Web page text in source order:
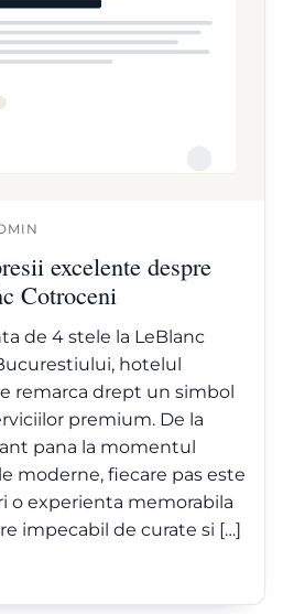
excelente despre
Cotroceni
de 4 stele la LeBlanc
hotelul
remarca drept un simbol
premium. De la
pana la momentul
moderne, fiecare pas este
o experienta memorabila
impecabil de curate si […]